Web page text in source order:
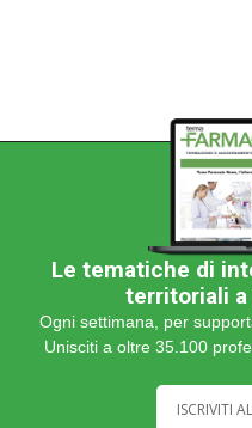
Le tematiche di
territoriali
Ogni settimana, per
Unisciti a oltre 35.100
ISCRIVITI